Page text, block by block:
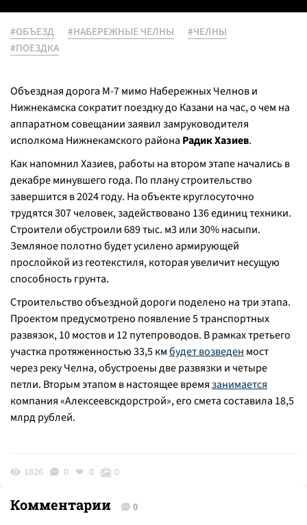
#ОБЪЕЗД #НАБЕРЕЖНЫЕ ЧЕЛНЫ
#ЧЕЛНЫ
#ПОЕЗДКА
Объездная дорога М-7 мимо Набережных Челнов и
Нижнекамска сократит поездку до Казани на час, о чем на
аппаратном совещании заявил замруководителя
исполкома Нижнекамского района Радик Хазиев.
Как напомнил Хазиев, работы на втором этапе начались в
декабре минувшего года. По плану строительство
завершится в 2024 году. На объекте круглосуточно
трудятся 307 человек, задействовано 136 единиц техники.
Строители обустроили 689 тыс. м3 или 30% насыпи.
Земляное полотно будет усилено армирующей
прослойкой из геотекстиля, которая увеличит несущую
способность грунта.
Строительство объездной дороги поделено на три этапа.
Проектом предусмотрено появление 5 транспортных
развязок, 10 мостов и 12 путепроводов. В рамках третьего
участка протяженностью 33,5 кмбудет возведен мост
через реку Челна, обустроены две развязки и четыре
петли. Вторым этапом в настоящее времязанимается
компания «Алексеевскдорстрой», его смета составила 18,5
млрд рублей.
1826 0 0 0
Комментарии 0